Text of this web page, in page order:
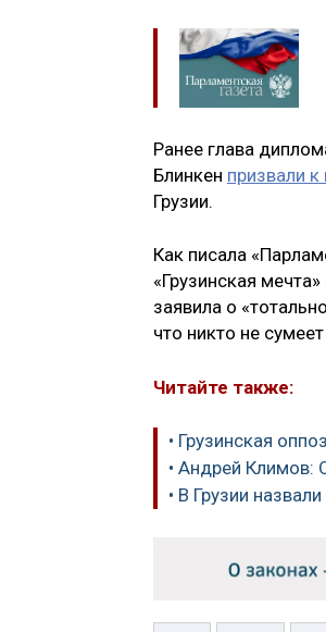
Ранее глава
Блинкен призвали
Грузии.
Как писала
«Грузинская
заявила о
что никто не
Читайте также:
• Грузинская
• Андрей Климов:
• В Грузии